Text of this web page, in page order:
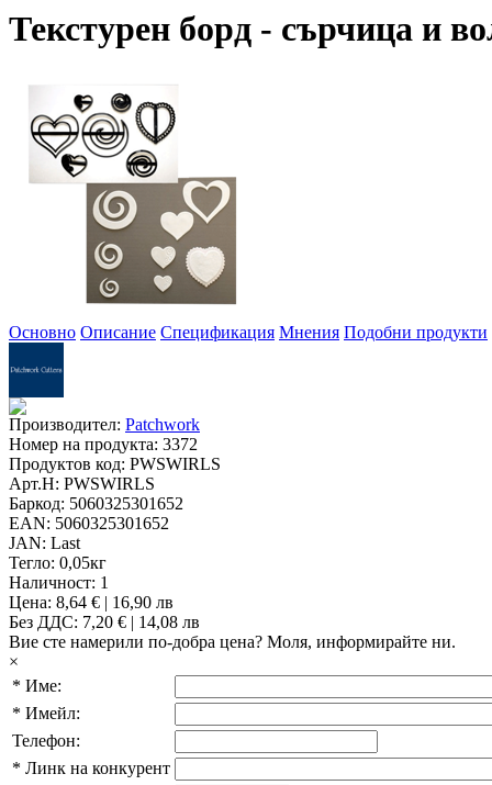
Текстурен борд - сърчица и
Основно Описание Спецификация Мнения Подобни продукти
Производител: Patchwork
Номер на продукта: 3372
Продуктов код: PWSWIRLS
Арт.Н: PWSWIRLS
Баркод: 5060325301652
EAN: 5060325301652
JAN: Last
Тегло: 0,05кг
Наличност: 1
Цена: 8,64 € | 16,90 лв
Без ДДС: 7,20 € | 14,08 лв
Вие сте намерили по-добра цена? Моля, информирайте ни.
×
* Име:
* Имейл:
Телефон:
* Линк на конкурент